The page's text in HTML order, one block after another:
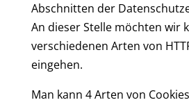
Abschnitten der
An dieser Stelle möchten wir
verschiedenen Arten von
eingehen.
Man kann 4 Arten von